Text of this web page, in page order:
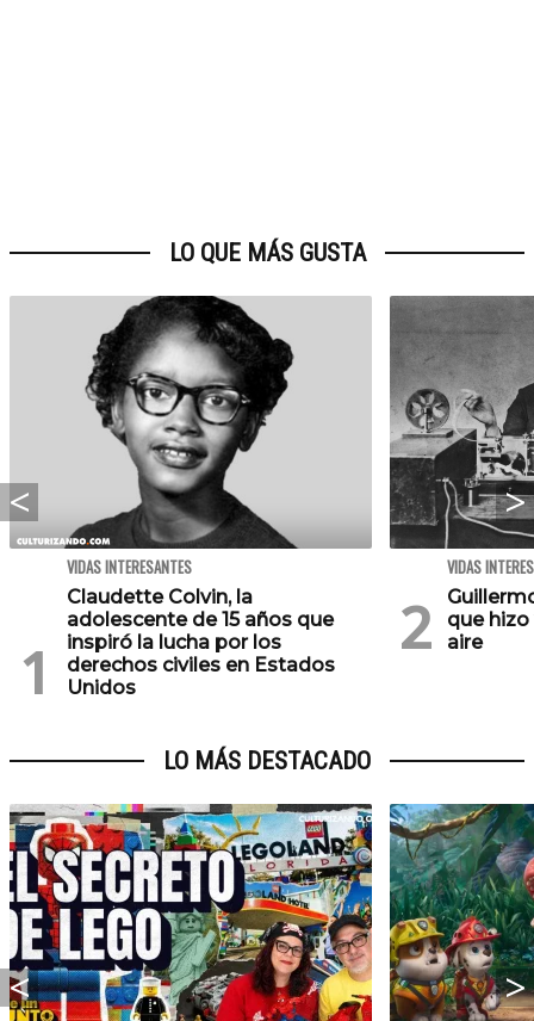
LO QUE MÁS GUSTA
VIDAS INTERESANTES
Claudette Colvin, la
adolescente de 15 años que
inspiró la lucha por los
derechos civiles en Estados
Unidos
VIDAS
que hizo
aire
LO MÁS DESTACADO